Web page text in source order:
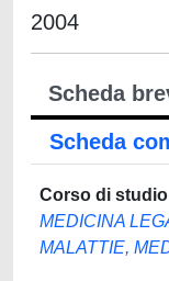
2004
Scheda
Scheda
Corso di studio
MEDICINA
MALATTIE,